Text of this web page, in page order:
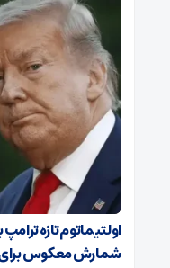
اولتیماتوم تازه
شمارش معکوس برای